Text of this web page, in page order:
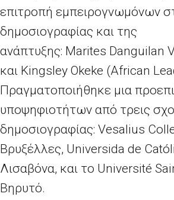
επιτροπή εμπειρογνωμόνων
δημοσιογραφίας και της
ανάπτυξης: Marites Danguilan
και Kingsley Okeke (African
Πραγματοποιήθηκε μια
υποψηφιοτήτων από τρεις
δημοσιογραφίας: Vesalius
Βρυξέλλες, Universida de Cató
Λισαβόνα, και το Université
Βηρυτό.